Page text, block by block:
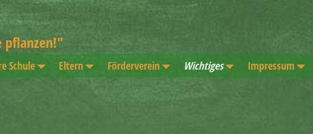
pflanzen!"
Schule Eltern Förderverein Wichtiges Impressum